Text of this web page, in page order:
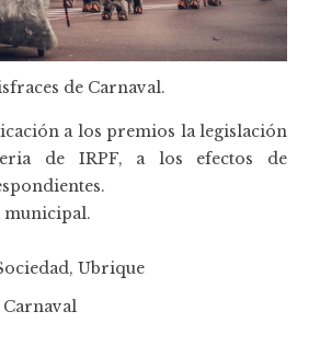
de Carnaval.
a los premios la legislación
de IRPF, a los efectos de
municipal.
, Ubrique
Carnaval